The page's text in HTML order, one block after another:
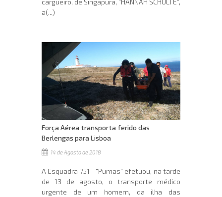
a(...)
Força Aérea transporta ferido das
Berlengas para Lisboa
14 de Agosto de 2018
A Esquadra 751 - "Pumas" efetuou, na tarde
de 13 de agosto, o transporte médico
urgente de um homem, da ilha das